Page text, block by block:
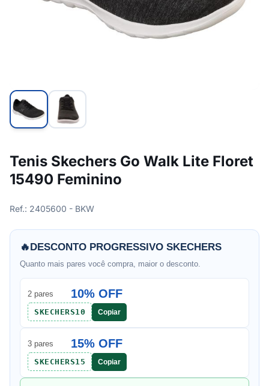
Tenis Skechers Go Walk Lite Floret
15490 Feminino
Ref.: 2405600 - BKW
🔥DESCONTO PROGRESSIVO SKECHERS
Quanto mais pares você compra, maior o desconto.
2 pares 10% OFF
SKECHERS10 Copiar
3 pares 15% OFF
SKECHERS15 Copiar